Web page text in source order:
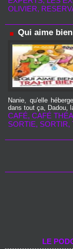
OLIVIER,
Qui aime
Nanie, qu'elle
dans tout ça, Dadou,
CAFÉ, CAFÉ
SORTIE, SORTIR,
LE